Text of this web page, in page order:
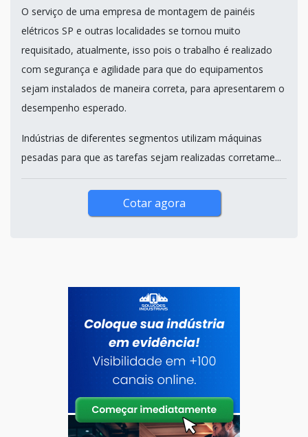
O serviço de uma empresa de montagem de painéis
elétricos SP e outras localidades se tornou muito
requisitado, atualmente, isso pois o trabalho é realizado
com segurança e agilidade para que do equipamentos
sejam instalados de maneira correta, para apresentarem o
desempenho esperado.
Indústrias de diferentes segmentos utilizam máquinas
pesadas para que as tarefas sejam realizadas corretame...
Cotar agora